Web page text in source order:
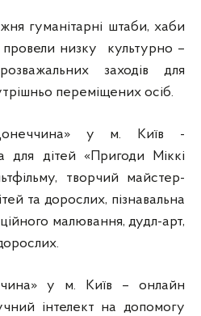
гуманітарні штаби, хаби
низку культурно –
заходів для
переміщених осіб.
у м. Київ -
для дітей «Пригоди Міккі
творчий майстер-
та дорослих, пізнавальна
малювання, дудл-арт,
у м. Київ – онлайн
інтелект на допомогу